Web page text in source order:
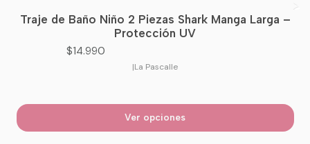
Traje de Baño Niño 2 Piezas Shark Manga Larga –
Protección UV
$14.990
|La Pascalle
Ver opciones